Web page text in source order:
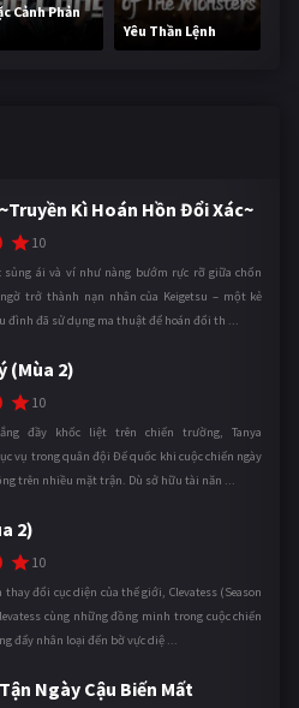
Cảnh Phản
Yêu Thần Lệnh
Kì Hoán Hồn Đổi Xác~
10
ái và ví như nàng bướm rực rỡ giữa chốn
trở thành nạn nhân của Keigetsu – một kẻ
đình đã sử dụng ma thuật để hoán đổi th ...
(Mùa 2)
10
đầy khốc liệt trên chiến trường, Tanya
vụ trong quân đội Đế quốc khi cuộc chiến ngày
trên nhiều mặt trận. Dù sở hữu tài năn ...
2)
10
đổi cục diện của thế giới, Clevatess (Season
cùng những đồng minh trong cuộc chiến
đẩy nhân loại đến bờ vực diệ ...
Ngày Cậu Biến Mất